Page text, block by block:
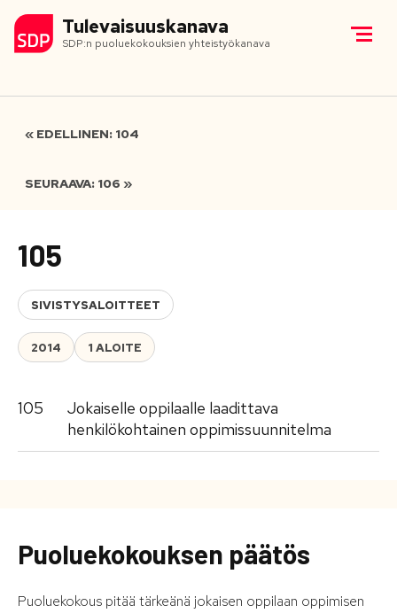
Tulevaisuuskanava
SDP:n puoluekokouksien yhteistyökanava
« EDELLINEN: 104
SEURAAVA: 106 »
105
SIVISTYSALOITTEET
2014 1 ALOITE
105
Jokaiselle oppilaalle laadittava
henkilökohtainen oppimissuunnitelma
Puoluekokouksen päätös
Puoluekokous pitää tärkeänä jokaisen oppilaan oppimisen